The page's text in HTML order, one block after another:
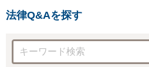
法律Q&Aを探す